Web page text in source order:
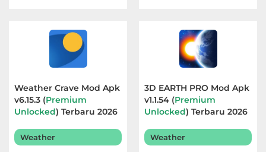
Weather Crave Mod Apk
v6.15.3 (Premium
Unlocked) Terbaru 2026
Weather
3D EARTH PRO Mod Apk
v1.1.54 (Premium
Unlocked) Terbaru 2026
Weather